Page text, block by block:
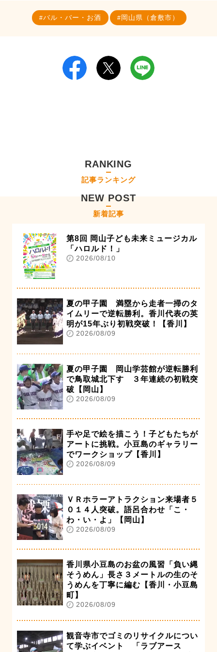
バル・バー・お酒 岡山県（倉敷市）
RANKING
記事ランキング
NEW POST
新着記事
第8回 岡山子ども未来ミュージカル
「ハロルド！」
2026/08/10
夏の甲子園 満塁から走者一掃のタ
イムリーで逆転勝利。香川代表の英
明が15年ぶり初戦突破！【香川】
2026/08/09
夏の甲子園 岡山学芸館が逆転勝利
で鳥取城北下す ３年連続の初戦突
破【岡山】
2026/08/09
手や足で絵を描こう！子どもたちが
アートに挑戦。小豆島のギャラリー
でワークショップ【香川】
2026/08/09
ＶＲホラーアトラクション来場者５
０１４人突破。語呂合わせ「こ・
わ・い・よ」【岡山】
2026/08/09
香川県小豆島のお盆の風習「負い縄
そうめん」長さ３メートルの生のそ
うめんを丁寧に編む【香川・小豆島
町】
2026/08/09
観音寺市でゴミのリサイクルについ
て学ぶイベント 「ラブアース